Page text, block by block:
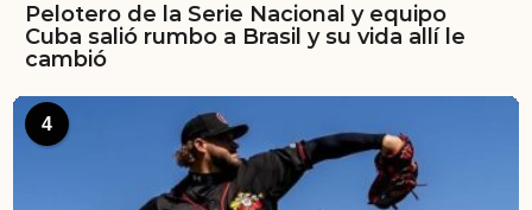
Pelotero de la Serie Nacional y equipo
Cuba salió rumbo a Brasil y su vida allí le
cambió
4